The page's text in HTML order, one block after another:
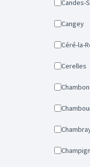
Cangey
Céré-la-
Cerelles
Chambon